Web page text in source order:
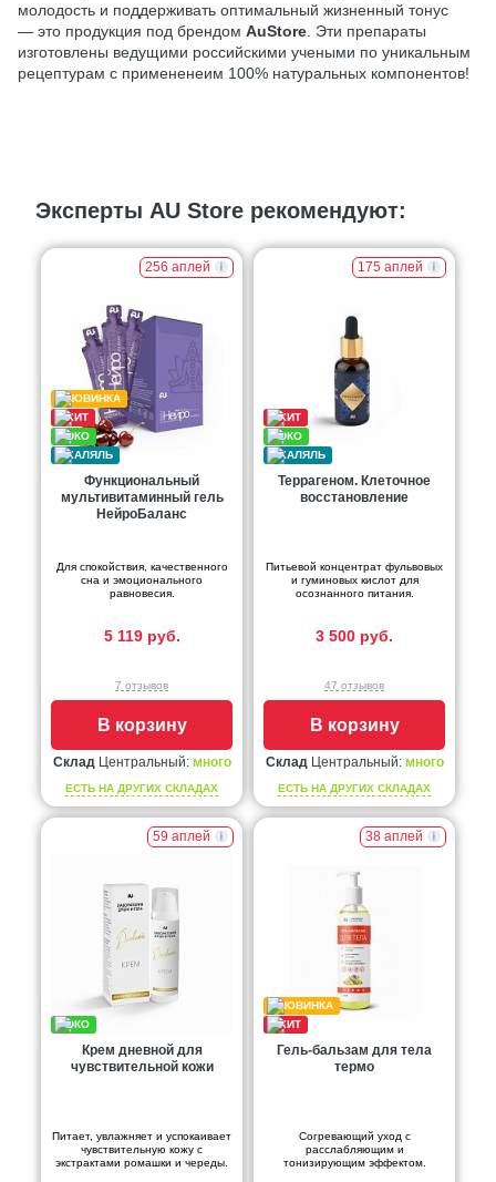
молодость и поддерживать оптимальный жизненный тонус
— это продукция под брендом AuStore. Эти препараты
изготовлены ведущими российскими учеными по уникальным
рецептурам с примененеим 100% натуральных компонентов!
Эксперты AU Store рекомендуют:
256 аплей
Функциональный
мультивитаминный гель
НейроБаланс
Для спокойствия, качественного
сна и эмоционального
равновесия.
5 119 руб.
7 отзывов
В корзину
СкладЦентральный: много
ЕСТЬ НА ДРУГИХ СКЛАДАХ
175 аплей
Террагеном. Клеточное
восстановление
Питьевой концентрат фульвовых
и гуминовых кислот для
осознанного питания.
3 500 руб.
47 отзывов
В корзину
СкладЦентральный: много
ЕСТЬ НА ДРУГИХ СКЛАДАХ
59 аплей
Крем дневной для
чувствительной кожи
Питает, увлажняет и успокаивает
чувствительную кожу с
экстрактами ромашки и череды.
38 аплей
Гель-бальзам для тела
термо
Согревающий уход с
расслабляющим и
тонизирующим эффектом.